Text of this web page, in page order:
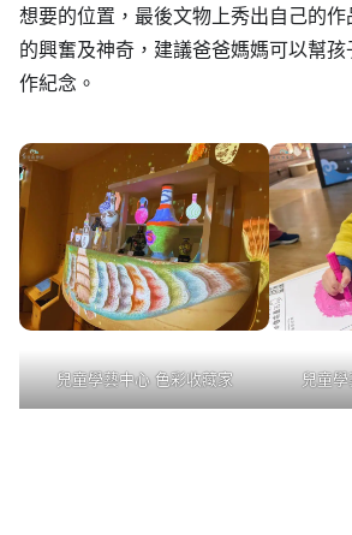
想要的位置，最後文物上秀出自己的
的興奮及神奇，建議爸爸媽媽可以幫
作紀念。
兒童學藝中心 色彩收藏家 兒童